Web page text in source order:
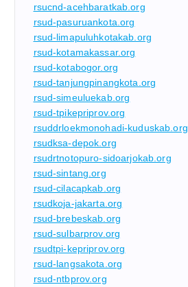
rsucnd-acehbaratkab.org
rsud-pasuruankota.org
rsud-limapuluhkotakab.org
rsud-kotamakassar.org
rsud-kotabogor.org
rsud-tanjungpinangkota.org
rsud-simeuluekab.org
rsud-tpikepriprov.org
rsuddrloekmonohadi-kuduskab.org
rsudksa-depok.org
rsudrtnotopuro-sidoarjokab.org
rsud-sintang.org
rsud-cilacapkab.org
rsudkoja-jakarta.org
rsud-brebeskab.org
rsud-sulbarprov.org
rsudtpi-kepriprov.org
rsud-langsakota.org
rsud-ntbprov.org